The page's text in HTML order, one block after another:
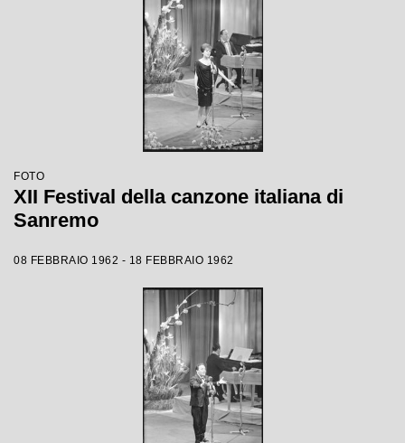
FOTO
XII Festival della canzone italiana di
Sanremo
08 FEBBRAIO 1962 - 18 FEBBRAIO 1962